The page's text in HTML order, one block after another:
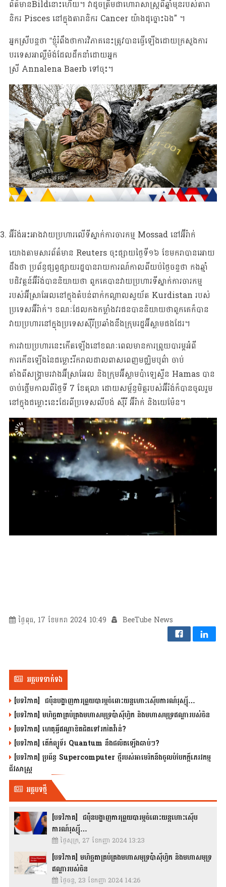
ព័ត៌មានBildនោះហើយ។ វាដូចត្រឹមជាហោរាសាស្ត្រពីឆ្នាំមុនរបស់តារា
និករ Pisces នៅក្នុងតារានិករ Cancer យ៉ាងដូច្នោះឯង" ។
អ្នកស្រីបន្តថា “ខ្ញុំរំពឹងថា​ការវិភាគនេះត្រូវបាន​ធ្វើ​ឡើង​ដោយ​ក្រសួង​ការ​
បរទេស​អាល្លឺម៉ង់​ដែល​ដឹក​នាំ​ដោយអ្នក
ស្រី Annalena Baerb ទៅចុះ។
អ៊ីរ៉ង់​អះអាង​វាយ​ប្រហារ​លើ​ទីស្នាក់ការ​ចារកម្ម Mossad នៅ​អ៊ីរ៉ាក់
យោងតាមសារព័ត៌មាន Reuters ចុះផ្សាយថ្ងៃទី១៦ ខែមករាបានអោយ
ដឹងថា ប្រព័ន្ធផ្សព្វផ្សាយរដ្ឋបានរាយការណ៍កាលពីយប់ថ្ងៃចន្ទថា កងឆ្មាំ
បដិវត្តន៍អ៊ីរ៉ង់បាននិយាយថា ពួកគេបានវាយប្រហារទីស្នាក់ការចារកម្ម
របស់អ៊ីស្រាអែលនៅក្នុងតំបន់ពាក់កណ្តាលស្វយ័ត Kurdistan របស់
ប្រទេសអ៊ីរ៉ាក់។ ខណៈដែលកងកម្លាំងវរជនបាននិយាយថាពួកគេក៏បាន
វាយប្រហារនៅក្នុងប្រទេសស៊ីរីប្រឆាំងនឹងក្រុមរដ្ឋអ៊ីស្លាមផងដែរ។
ការវាយប្រហារនេះកើតឡើងនៅខណៈពេលមានការព្រួយបារម្ភអំពី
ការកើនឡើងនៃជម្លោះរីករាលដាលពាសពេញមជ្ឈិមបូព៌ា ចាប់
តាំងពីសង្គ្រាមរវាងអ៊ីស្រាអែល និងក្រុមអ៊ីស្លាមប៉ាឡេស្ទីន Hamas បាន
ចាប់ផ្តើមកាលពីថ្ងៃទី 7 ខែតុលា ដោយសម្ព័ន្ធមិត្តរបស់អ៊ីរ៉ង់ក៏បានចូលរួម
នៅក្នុងជម្លោះនេះដែរពីប្រទេសលីបង់ ស៊ីរី អ៊ីរ៉ាក់ និងយេម៉ែន។
ថ្ងៃពុធ, 17 ខែមករា 2024 10:49 BeeTube News
អត្ថបទទាក់ទង
[បទវិភាគ] ជប៉ុនបង្ហាញការព្រួយបារម្ភចំពោះយន្តហោះស៊ើបការណ៍រុស្ស៊ី…
[បទវិភាគ] មហិច្ឆតាគ្រប់គ្រងមហាសមុទ្រប៉ាស៊ីហ្វិក និងមហាសមុទ្រឥណ្ឌារបស់ចិន
[បទវិភាគ] ហេតុអ្វីឥណ្ឌាខិតជិតទៅរកតៃវ៉ាន់?
[បទវិភាគ] តើកំព្យូទ័រ Quantum នឹងផលិតឡើងឆាប់ៗ?
[បទវិភាគ] ប្រព័ន្ធ Supercomputer ថ្មីរបស់អាមេរិកនឹងចូលបំបែកក្តីភេរវកម្ម
ជីវសាស្រ្ត
អត្ថបទថ្មី
[បទវិភាគ] ជប៉ុនបង្ហាញការព្រួយបារម្ភចំពោះយន្តហោះស៊ើប
ការណ៍រុស្ស៊ី…
ថ្ងៃសុក្រ, 27 ខែកញ្ញា 2024 13:23
[បទវិភាគ] មហិច្ឆតាគ្រប់គ្រងមហាសមុទ្រប៉ាស៊ីហ្វិក និងមហាសមុទ្រ
ឥណ្ឌារបស់ចិន
ថ្ងៃចន្ទ, 23 ខែកញ្ញា 2024 14:26